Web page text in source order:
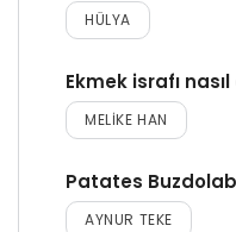
HÜLYA
Ekmek israfı
MELIKE HAN
Patates
AYNUR TEKE